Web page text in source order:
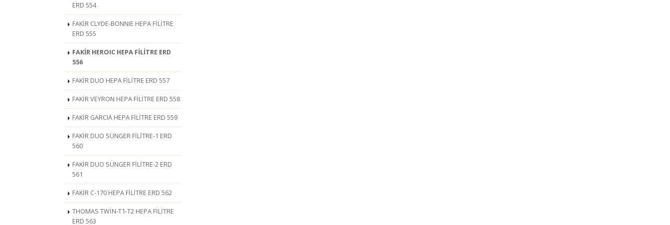
ERD 554
FAKİR CLYDE-BONNIE HEPA FİLİTRE
ERD 555
FAKİR HEROIC HEPA FİLİTRE ERD
556
FAKİR DUO HEPA FİLİTRE ERD 557
FAKİR VEYRON HEPA FİLİTRE ERD 558
FAKİR GARCIA HEPA FİLİTRE ERD 559
FAKİR DUO SÜNGER FİLİTRE-1 ERD
560
FAKİR DUO SÜNGER FİLİTRE-2 ERD
561
FAKİR C-170 HEPA FİLİTRE ERD 562
THOMAS TWİN-T1-T2 HEPA FİLİTRE
ERD 563